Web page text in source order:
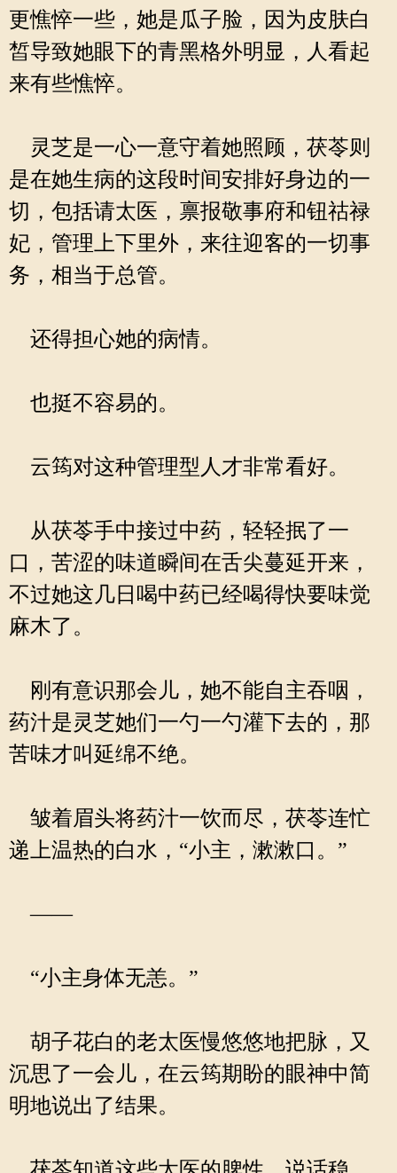
更憔悴一些，她是瓜子脸，因为皮肤白
皙导致她眼下的青黑格外明显，人看起
来有些憔悴。
灵芝是一心一意守着她照顾，茯苓则
是在她生病的这段时间安排好身边的一
切，包括请太医，禀报敬事府和钮祜禄
妃，管理上下里外，来往迎客的一切事
务，相当于总管。
还得担心她的病情。
也挺不容易的。
云筠对这种管理型人才非常看好。
从茯苓手中接过中药，轻轻抿了一
口，苦涩的味道瞬间在舌尖蔓延开来，
不过她这几日喝中药已经喝得快要味觉
麻木了。
刚有意识那会儿，她不能自主吞咽，
药汁是灵芝她们一勺一勺灌下去的，那
苦味才叫延绵不绝。
皱着眉头将药汁一饮而尽，茯苓连忙
递上温热的白水，“小主，漱漱口。”
——
“小主身体无恙。”
胡子花白的老太医慢悠悠地把脉，又
沉思了一会儿，在云筠期盼的眼神中简
明地说出了结果。